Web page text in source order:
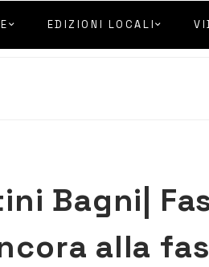
EDIZIONI LOCALI
Bagni|
alla